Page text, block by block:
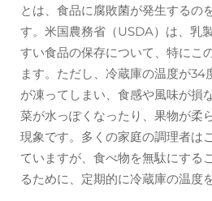
とは、食品に腐敗菌が発生するの
す。米国農務省（USDA）は、乳
すい食品の保存について、特にこ
ます。ただし、冷蔵庫の温度が34
が凍ってしまい、食感や風味が損
菜が水っぽくなったり、果物が柔
現象です。多くの家庭の調理者は
ていますが、食べ物を無駄にする
るために、定期的に冷蔵庫の温度